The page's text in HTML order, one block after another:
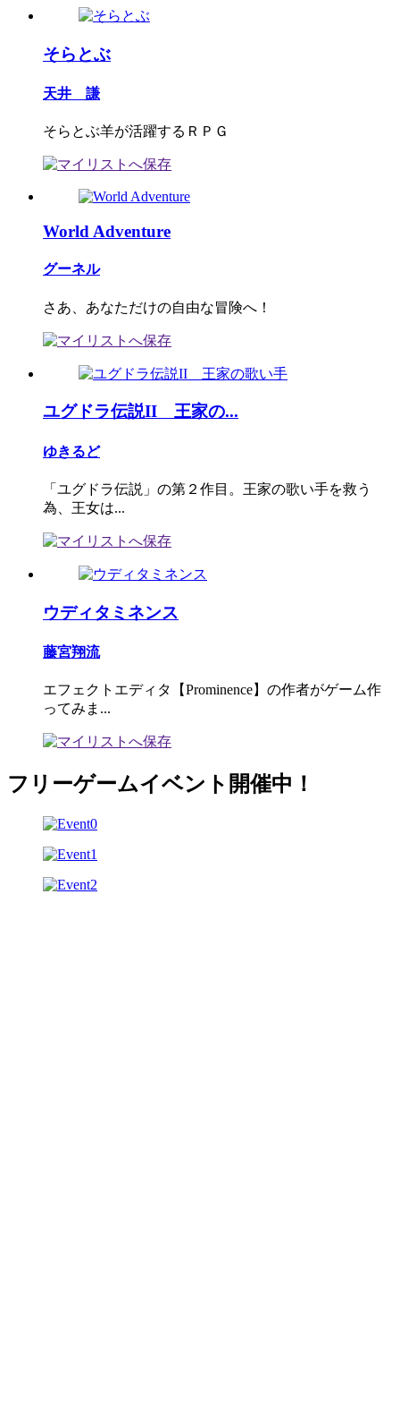
そらとぶ
天井 謙
そらとぶ羊が活躍するＲＰＧ
World Adventure
グーネル
さあ、あなただけの自由な冒険へ！
ユグドラ伝説II 王家の...
ゆきるど
「ユグドラ伝説」の第２作目。王家の歌い手を救う
為、王女は...
ウディタミネンス
藤宮翔流
エフェクトエディタ【Prominence】の作者がゲーム作
ってみま...
フリーゲームイベント開催中！